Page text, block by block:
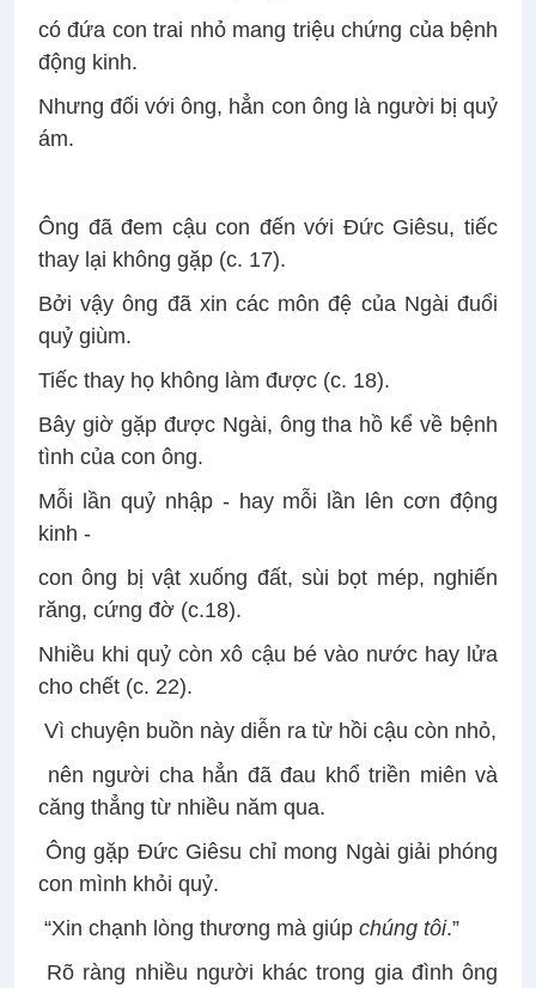
có đứa con trai nhỏ mang triệu chứng của bệnh
động kinh.
Nhưng đối với ông, hẳn con ông là người bị quỷ
ám.
Ông đã đem cậu con đến với Đức Giêsu, tiếc
thay lại không gặp (c. 17).
Bởi vậy ông đã xin các môn đệ của Ngài đuổi
quỷ giùm.
Tiếc thay họ không làm được (c. 18).
Bây giờ gặp được Ngài, ông tha hồ kể về bệnh
tình của con ông.
Mỗi lần quỷ nhập - hay mỗi lần lên cơn động
kinh -
con ông bị vật xuống đất, sùi bọt mép, nghiến
răng, cứng đờ (c.18).
Nhiều khi quỷ còn xô cậu bé vào nước hay lửa
cho chết (c. 22).
Vì chuyện buồn này diễn ra từ hồi cậu còn nhỏ,
nên người cha hẳn đã đau khổ triền miên và
căng thẳng từ nhiều năm qua.
Ông gặp Đức Giêsu chỉ mong Ngài giải phóng
con mình khỏi quỷ.
“Xin chạnh lòng thương mà giúp chúng tôi.”
Rõ ràng nhiều người khác trong gia đình ông